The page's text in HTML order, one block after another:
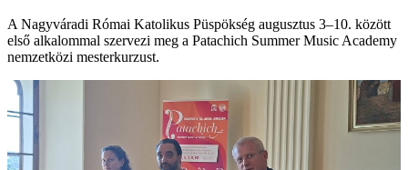
A Nagyváradi Római Katolikus Püspökség augusztus 3–10. között
első alkalommal szervezi meg a Patachich Summer Music Academy
nemzetközi mesterkurzust.